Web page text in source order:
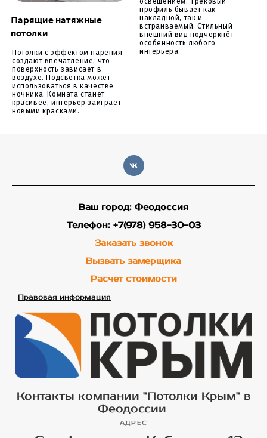
Парящие натяжные
потолки
Потолки с эффектом парения
создают впечатление, что
поверхность зависает в
воздухе. Подсветка может
использоваться в качестве
ночника. Комната станет
красивее, интерьер заиграет
новыми красками.
освещением. Трековый
профиль бывает как
накладной, так и
встраиваемый. Стильный
внешний вид подчеркнёт
особенность любого
интерьера.
Ваш город: Феодоссия
Телефон: +7(978) 958-30-03
Заказать звонок
Вызвать замерщика
Расчет стоимости
Правовая информация
Контакты компании "Потолки Крым" в
Феодоссии
АДРЕС